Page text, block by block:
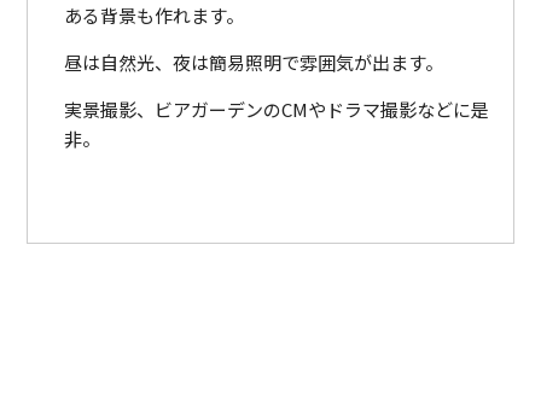
ある背景も作れます。
昼は自然光、夜は簡易照明で雰囲気が出ます。
実景撮影、ビアガーデンのCMやドラマ撮影などに是
非。